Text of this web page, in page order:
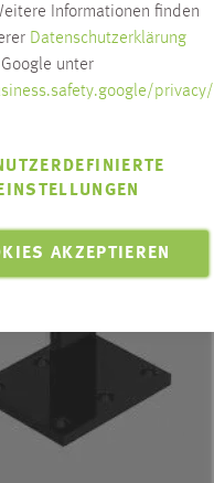
Informationen finden
Datenschutzerklärung
unter
privacy/
AKZEPTIEREN
EINSTELLUNGEN